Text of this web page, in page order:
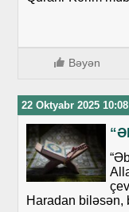
Bəyən
22 Oktyabr 2025 10:08
Haradan biləsən,